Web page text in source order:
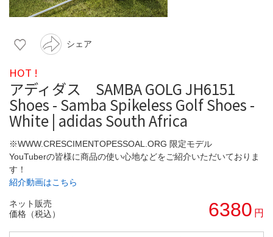
シェア
HOT !
アディダス SAMBA GOLG JH6151
Shoes - Samba Spikeless Golf Shoes -
White | adidas South Africa
※WWW.CRESCIMENTOPESSOAL.ORG 限定モデル
YouTuberの皆様に商品の使い心地などをご紹介いただいておりま
す！
紹介動画はこちら
ネット販売
価格（税込）
6380 円